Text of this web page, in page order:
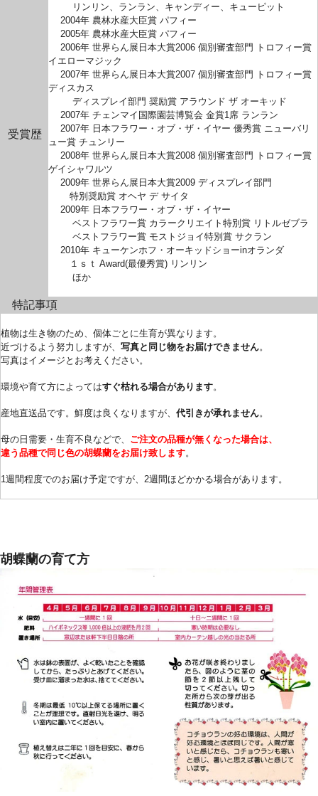
受賞歴
リンリン、ランラン、キャンディー、キューピット
2004年 農林水産大臣賞 パフィー
2005年 農林水産大臣賞 パフィー
2006年 世界らん展日本大賞2006 個別審査部門 トロフィー賞
イエローマジック
2007年 世界らん展日本大賞2007 個別審査部門 トロフィー賞
ディスカス
ディスプレイ部門 奨励賞 アラウンド ザ オーキッド
2007年 チェンマイ国際園芸博覧会 金賞1席 ランラン
2007年 日本フラワー・オブ・ザ・イヤー 優秀賞 ニューバリ
ュー賞 チュンリー
2008年 世界らん展日本大賞2008 個別審査部門 トロフィー賞
ゲイシャワルツ
2009年 世界らん展日本大賞2009 ディスプレイ部門
特別奨励賞 オヘヤ デ サイタ
2009年 日本フラワー・オブ・ザ・イヤー
ベストフラワー賞 カラークリエイト特別賞 リトルゼブラ
ベストフラワー賞 モストジョイ特別賞 サクラン
2010年 キューケンホフ・オーキッドショーinオランダ
１ｓｔ Award(最優秀賞) リンリン
ほか
特記事項
植物は生き物のため、個体ごとに生育が異なります。
近づけるよう努力しますが、 写真と同じ物をお届けできません。
写真はイメージとお考えください。
環境や育て方によってはすぐ枯れる場合があります。
産地直送品です。鮮度は良くなりますが、 代引きが承れません。
母の日需要・生育不良などで、 ご注文の品種が無くなった場合は、
違う品種で同じ色の胡蝶蘭をお届け致します。
1週間程度でのお届け予定ですが、2週間ほどかかる場合があります。
胡蝶蘭の育て方